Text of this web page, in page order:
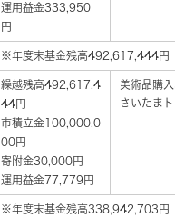
運用益金333,950
円
※年度末基金残高492,617,444円
繰越残高492,617,4
44円
市積立金100,000,0
00円
寄附金30,000円
運用益金77,779円
美術品購
さいたま
※年度末基金残高338,942,703円